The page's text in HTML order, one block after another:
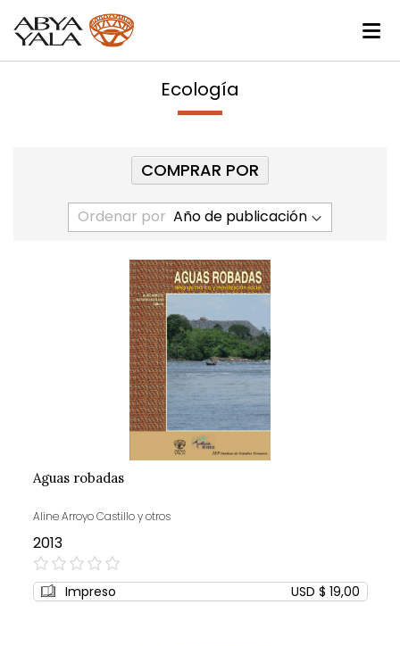
Ecología
Ordenar por
Aguas robadas
Aline Arroyo Castillo y otros
2013
0%
Impreso USD $ 19,00
COMPRAR POR